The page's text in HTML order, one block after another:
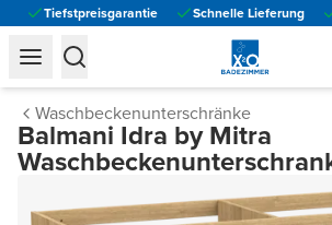
Tiefstpreisgarantie Schnelle Lieferung
general.navigation.toggle_menu.label
Waschbeckenunterschränke
Balmani Idra by Mitra